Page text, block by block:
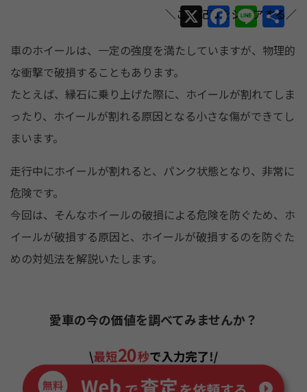
X F
a
c
e
b
o
k
Li
n
e
共
有
車のホイールは、一定の強度を満たしていますが、物理的
な衝撃で破損することもあります。
たとえば、縁石に乗り上げた際に、ホイールが割れてしま
ったり、ホイールが割れる原因となる小さな傷ができてし
まいます。
走行中にホイールが割れると、パンク状態となり、非常に
危険です。
今回は、そんなホイールの破損による危険を防ぐため、ホ
イールが破損する原因と、ホイールが破損するのを防ぐた
めの対処法を解説いたします。
愛車の今の価値を調べてみませんか？